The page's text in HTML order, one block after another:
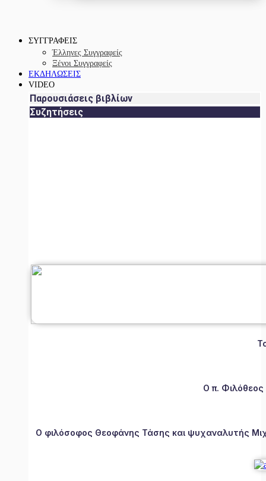
ΣΥΓΓΡΑΦΕΙΣ
Έλληνες Συγγραφείς
Ξένοι Συγγραφείς
ΕΚΔΗΛΩΣΕΙΣ
VIDEO
Παρουσιάσεις βιβλίων
Συζητήσεις
Ο π.
Ο φιλόσοφος Θεοφάνης Τάσης και ψυχαναλυτής